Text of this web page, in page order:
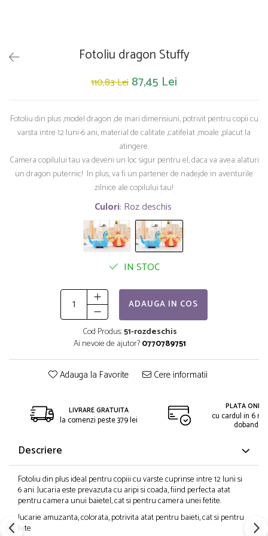
Fotoliu dragon Stuffy
110,83 Lei 87,45 Lei
Fotoliu din plus ,model dragon ,de mari dimensiuni, potrivit pentru copii cu
varsta intre 12 luni-6 ani, material de calitate ,catifelat ,moale ,placut la
atingere.
Camera copilului tau va deveni un loc sigur pentru el, daca va avea alaturi
un dragon puternic! In plus, va fi un partener de nadejde in aventurile
zilnice ale copilului tau!
Culori: Roz deschis
IN STOC
ADAUGA IN COS
Cod Produs:51-rozdeschis
Ai nevoie de ajutor?0770789751
Adauga la Favorite Cere informatii
LIVRARE GRATUITA
la comenzi peste 379 lei
PLATA
cu cardul in 6
dobanda
Descriere
Fotoliu din plus ideal pentru copiii cu varste cuprinse intre 12 luni si
6 ani. Jucaria este prevazuta cu aripi si coada, fiind perfecta atat
pentru camera unui baietel, cat si pentru camera unei fetite.
Jucarie amuzanta, colorata, potrivita atat pentru baieti, cat si pentru
fete